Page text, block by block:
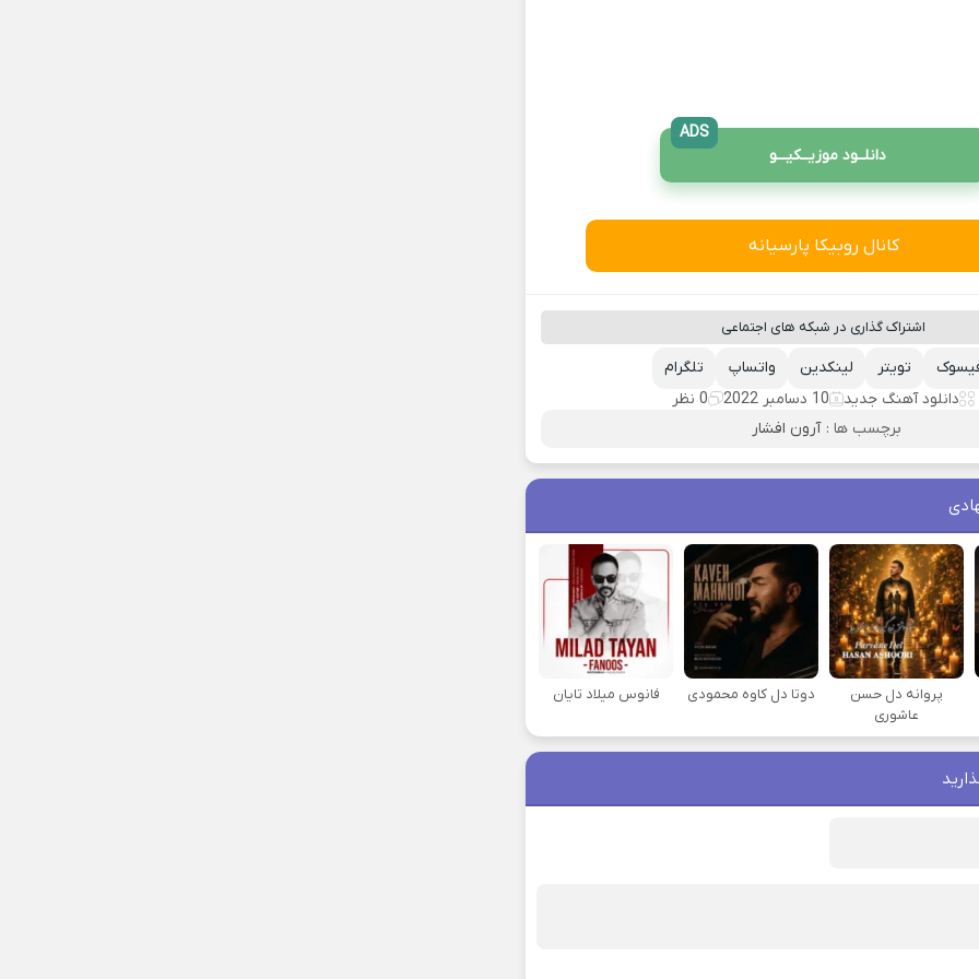
دانلــود موزیــکیـــو
ADS
کانال روبیکا پارسیانه
اشتراک گذاری در شبکه های اجتماعی
تلگرام واتساپ لینکدین تویتر
دانلود آهنگ جدید
10 دسامبر 2022
0 نظر
برچسب ها : آرون افشار
پروانه دل حسن
عاشوری
دوتا دل کاوه محمودی فانوس میلاد تایان